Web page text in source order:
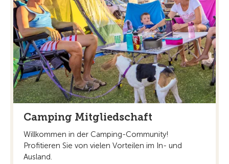
Camping Mitgliedschaft
Willkommen in der Camping-Community!
Profitieren Sie von vielen Vorteilen im In- und
Ausland.